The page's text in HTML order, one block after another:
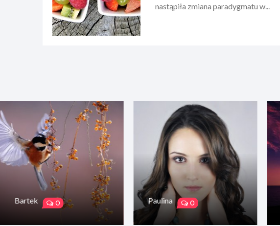
nastąpiła zmiana paradygmatu w...
Bartek 0 Paulina 0